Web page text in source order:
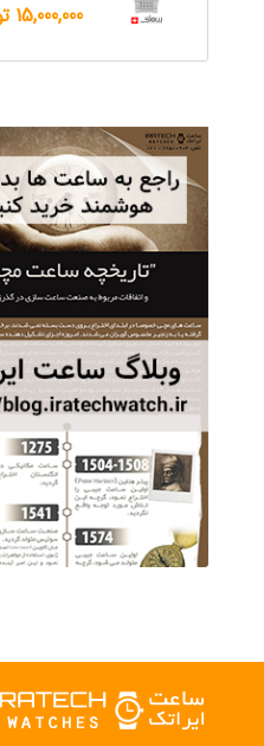
15,000,000 تومان